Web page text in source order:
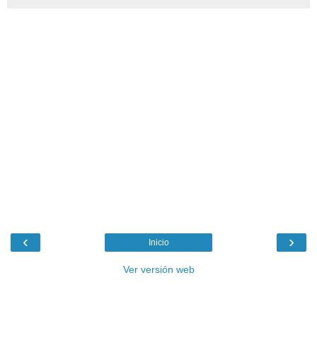
‹ ›
Inicio
Ver versión web